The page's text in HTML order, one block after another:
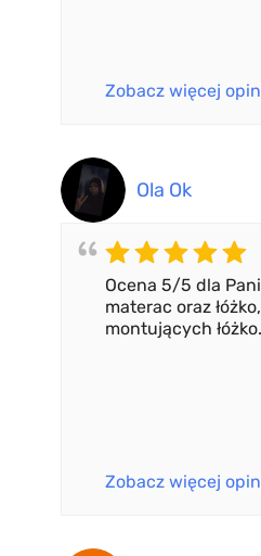
Zobacz więcej
Ola Ok
Ocena 5/5 dla
materac oraz
montujących
Zobacz więcej